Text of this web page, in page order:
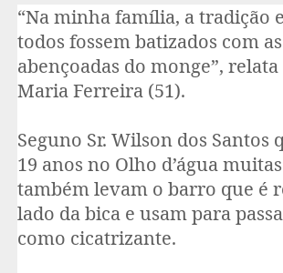
“Na minha família, a tradição
todos fossem batizados com
abençoadas do monge”,
Maria Ferreira (51).
Seguno Sr. Wilson dos Santos
19 anos no Olho d’água
também levam o barro que é
lado da bica e usam para
como cicatrizante.